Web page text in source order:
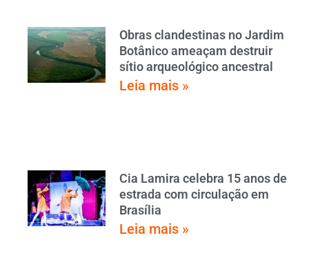
Obras clandestinas no Jardim
Botânico ameaçam destruir
sítio arqueológico ancestral
Leia mais »
Cia Lamira celebra 15 anos de
estrada com circulação em
Brasília
Leia mais »